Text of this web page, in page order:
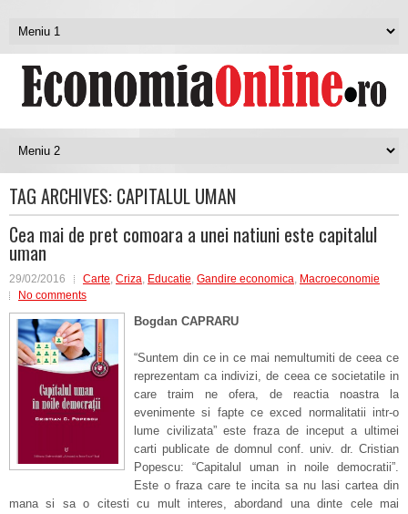
TAG ARCHIVES: CAPITALUL UMAN
Cea mai de pret comoara a unei natiuni este capitalul
uman
29/02/2016 Carte, Criza, Educatie, Gandire economica, Macroeconomie
No comments
Bogdan CAPRARU
“Suntem din ce in ce mai nemultumiti de ceea ce
reprezentam ca indivizi, de ceea ce societatile in
care traim ne ofera, de reactia noastra la
evenimente si fapte ce exced normalitatii intr-o
lume civilizata” este fraza de inceput a ultimei
carti publicate de domnul conf. univ. dr. Cristian
Popescu: “Capitalul uman in noile democratii”.
Este o fraza care te incita sa nu lasi cartea din
mana si sa o citesti cu mult interes, abordand una dinte cele mai